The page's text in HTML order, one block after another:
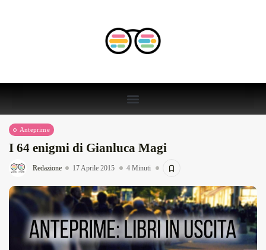
Anteprime
I 64 enigmi di Gianluca Magi
Redazione 17 Aprile 2015 4 Minuti